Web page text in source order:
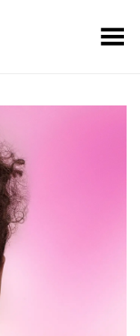
Obrir/tancar el menú